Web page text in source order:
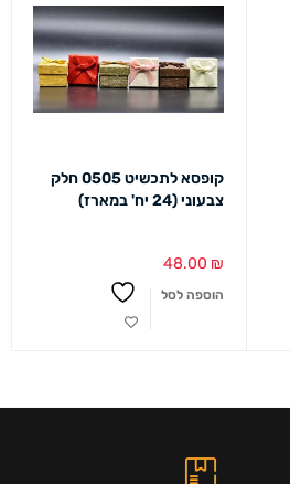
קופסא לתכשיט 0505 חלק
צבעוני (24 יח' במארז)
48.00 ₪
הוספה לסל